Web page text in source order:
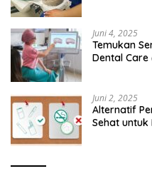
Juni 4, 2025
Temukan
Dental Care
Juni 2, 2025
Alternatif
Sehat untuk